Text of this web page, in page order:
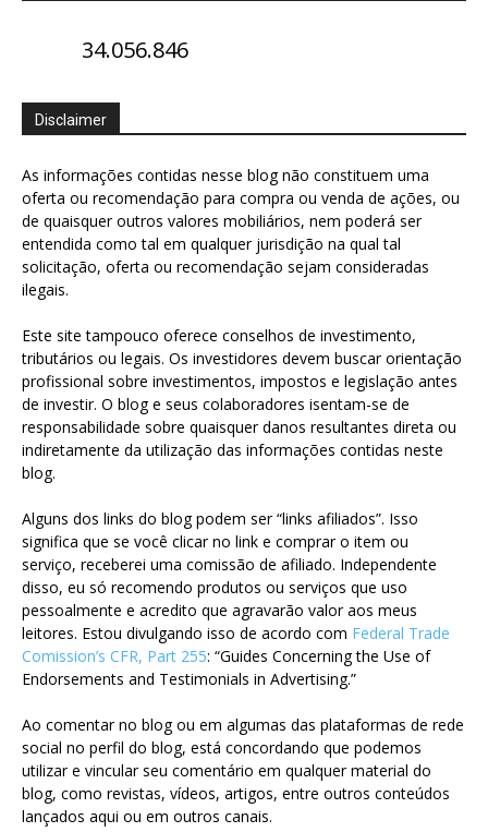
34.056.846
Disclaimer
As informações contidas nesse blog não constituem uma
oferta ou recomendação para compra ou venda de ações, ou
de quaisquer outros valores mobiliários, nem poderá ser
entendida como tal em qualquer jurisdição na qual tal
solicitação, oferta ou recomendação sejam consideradas
ilegais.
Este site tampouco oferece conselhos de investimento,
tributários ou legais. Os investidores devem buscar orientação
profissional sobre investimentos, impostos e legislação antes
de investir. O blog e seus colaboradores isentam-se de
responsabilidade sobre quaisquer danos resultantes direta ou
indiretamente da utilização das informações contidas neste
blog.
Alguns dos links do blog podem ser “links afiliados”. Isso
significa que se você clicar no link e comprar o item ou
serviço, receberei uma comissão de afiliado. Independente
disso, eu só recomendo produtos ou serviços que uso
pessoalmente e acredito que agravarão valor aos meus
leitores. Estou divulgando isso de acordo com Federal Trade
Comission’s CFR, Part 255: “Guides Concerning the Use of
Endorsements and Testimonials in Advertising.”
Ao comentar no blog ou em algumas das plataformas de rede
social no perfil do blog, está concordando que podemos
utilizar e vincular seu comentário em qualquer material do
blog, como revistas, vídeos, artigos, entre outros conteúdos
lançados aqui ou em outros canais.